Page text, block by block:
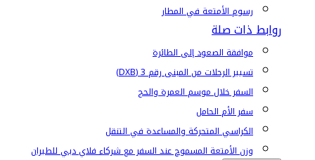
رسوم الأمتعة في المطار
روابط ذات صلة
موافقة الصعود إلى الطائرة
تسيير الرحلات من المبنى رقم 3 (DXB)
السفر خلال موسم العمرة والحج
سفر الأم الحامل
الكراسي المتحركة والمساعدة في التنقل
وزن الأمتعة المسموح عند السفر مع شركاء فلاي دبي للطيران